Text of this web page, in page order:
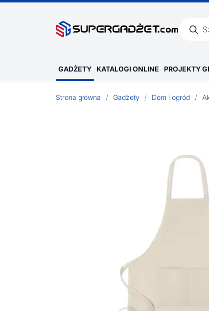
GADŻETY KATALOGI ONLINE PROJEKTY
Strona główna / Gadżety / Dom i ogród /